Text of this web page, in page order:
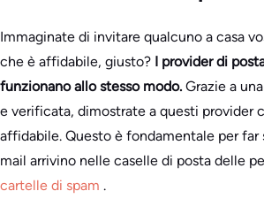
Immaginate di invitare qualcuno a casa
che è affidabile, giusto? I provider di
funzionano allo stesso modo. Grazie a
e verificata, dimostrate a questi provider
affidabile. Questo è fondamentale per far
mail arrivino nelle caselle di posta delle
cartelle di spam .